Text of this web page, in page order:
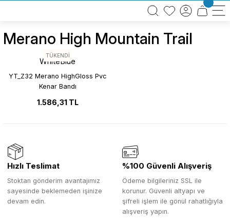
BÜTÜN ALIŞVERİŞLERİNİZDE KARGO BEDAVA!
TÜRKİYE GENELİNDE 10.000 MÜŞTERİ REFERANSI
Merano High Mountain Trail
TÜKENDİ
WhiteBlue
YT_Z32 Merano HighGloss Pvc
Kenar Bandı
1.586,31 TL
Hızlı Teslimat
Stoktan gönderim avantajımız
sayesinde beklemeden işinize
devam edin.
%100 Güvenli Alışveriş
Ödeme bilgileriniz SSL ile
korunur. Güvenli altyapı ve
şifreli işlem ile gönül rahatlığıyla
alışveriş yapın.